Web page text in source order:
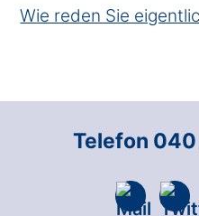
Wie reden Sie
Telefon